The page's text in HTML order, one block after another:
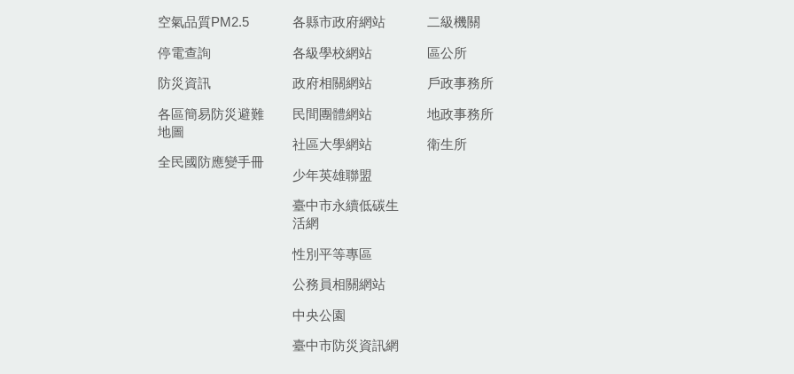
空氣品質PM2.5
停電查詢
防災資訊
各區簡易防災避難
地圖
全民國防應變手冊
各縣市政府網站
各級學校網站
政府相關網站
民間團體網站
社區大學網站
少年英雄聯盟
臺中市永續低碳生
活網
性別平等專區
公務員相關網站
中央公園
臺中市防災資訊網
二級機關
區公所
戶政事務所
地政事務所
衛生所